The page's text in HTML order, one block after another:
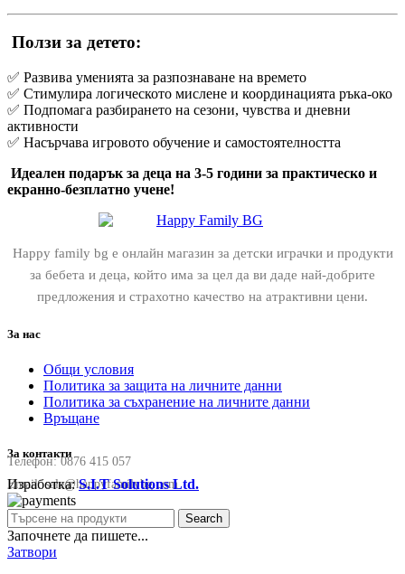
Ползи за детето:
✅ Развива уменията за разпознаване на времето
✅ Стимулира логическото мислене и координацията ръка-око
✅ Подпомага разбирането на сезони, чувства и дневни
активности
✅ Насърчава игровото обучение и самостоятелността
Идеален подарък за деца на 3-5 години за практическо и
екранно-безплатно учене!
Happy family bg е онлайн магазин за детски играчки и продукти
за бебета и деца, който има за цел да ви даде най-добрите
предложения и страхотно качество на атрактивни цени.
За нас
Общи условия
Политика за защита на личните данни
Политика за съхранение на личните данни
Връщане
За контакти
Телефон:0876 415 057
Email:sale@happyfamilybg.com
Изработка:S.I.T Solutions Ltd.
Search
Започнете да пишете...
Затвори